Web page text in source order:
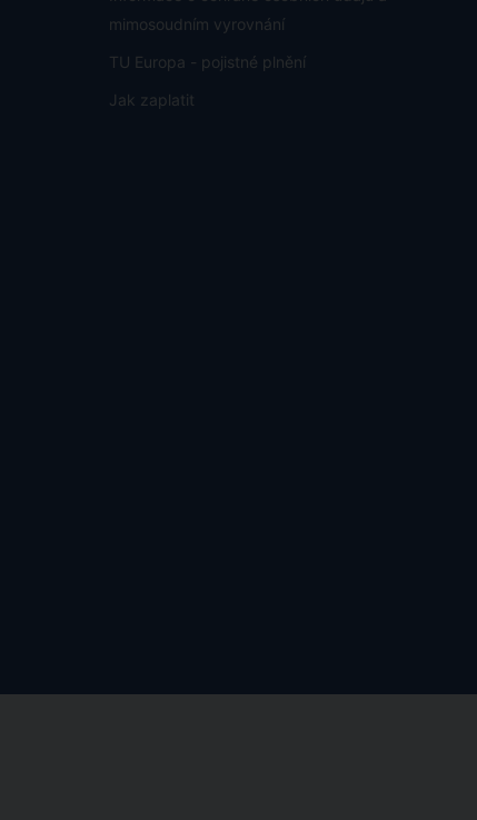
mimosoudním vyrovnání
TU Europa - pojistné plnění
Jak zaplatit